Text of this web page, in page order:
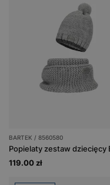
BARTEK / 8560580
119.00 zł